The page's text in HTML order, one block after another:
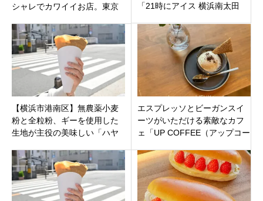
シャレでカワイイお店。東京
「21時にアイス 横浜南太田
【横浜市港南区】無農薬小麦
粉と全粒粉、ギーを使用した
生地が主役の美味しい「ハヤ
エスプレッソとビーガンスイ
ーツがいただける素敵なカフ
ェ「UP COFFEE（アップコー
大宮駅近く